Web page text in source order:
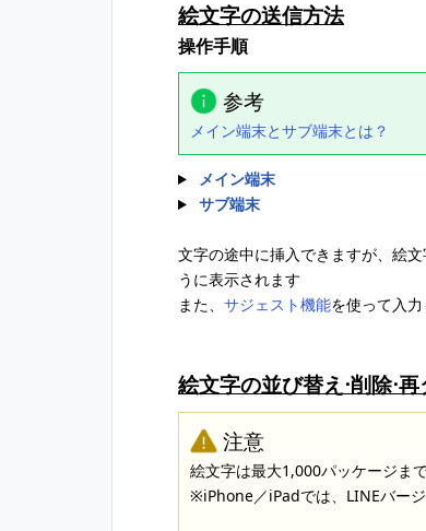
絵文字の送信方法
操作手順
参考
メイン端末とサブ端末とは？
メイン端末
サブ端末
文字の途中に挿入できますが、絵
うに表示されます
また、 サジェスト機能を使って入力
絵文字の並び替え⋅削除⋅
注意
絵文字は最大1,000パッケージま
※iPhone／iPadでは、LINEバー